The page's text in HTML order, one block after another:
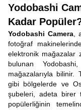
Yodobashi
Kadar
Yodobashi Camera ,
fotoğraf
elektronik mağazalar
bulunan
mağazalarıyla bilinir.
gibi bölgelerde ve
şubeleri, adeta birer
popülerliğinin